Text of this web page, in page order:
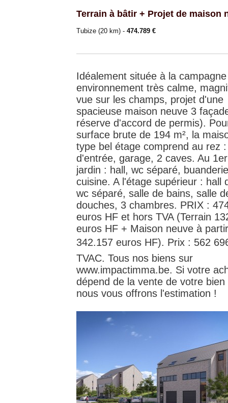
Terrain à bâtir + Projet de maison
Tubize (20 km) - 474.789 €
Idéalement située à la
environnement très calme,
vue sur les champs, projet d'une
spacieuse maison neuve 3
réserve d'accord de permis).
surface brute de 194 m², la
type bel étage comprend au rez
d'entrée, garage, 2 caves. Au
jardin : hall, wc séparé,
cuisine. A l'étage supérieur : hall
wc séparé, salle de bains, salle
douches, 3 chambres. PRIX :
euros HF et hors TVA (Terrain
euros HF + Maison neuve à
342.157 euros HF). Prix : 562 696
TVAC. Tous nos biens sur
www.impactimma.be. Si votre
dépend de la vente de votre bien
nous vous offrons l'estimation !